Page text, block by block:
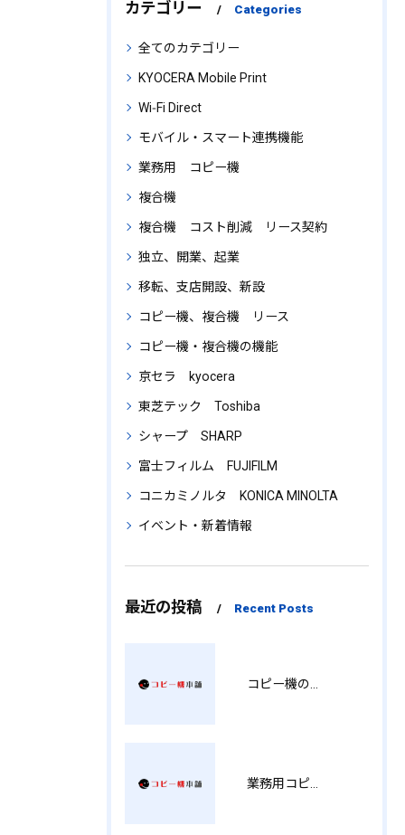
カテゴリー Categories
全てのカテゴリー
KYOCERA Mobile Print
Wi‑Fi Direct
モバイル・スマート連携機能
業務用 コピー機
複合機
複合機 コスト削減 リース契約
独立、開業、起業
移転、支店開設、新設
コピー機、複合機 リース
コピー機・複合機の機能
京セラ kyocera
東芝テック Toshiba
シャープ SHARP
富士フィルム FUJIFILM
コニカミノルタ KONICA MINOLTA
イベント・新着情報
最近の投稿 Recent Posts